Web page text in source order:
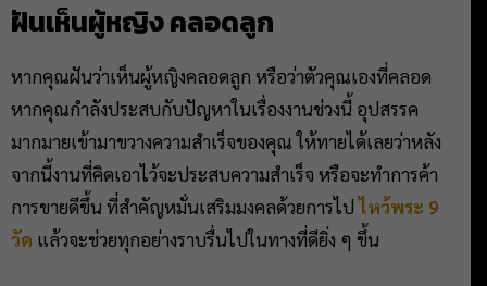
ฝันเห็นผู้หญิง คลอดลูก
หากคุณฝันว่าเห็นผู้หญิงคลอดลูก หรือว่าตัวคุณเองที่คลอด
หากคุณกำลังประสบกับปัญหาในเรื่องงานช่วงนี้ อุปสรรค
มากมายเข้ามาขวางความสำเร็จของคุณ ให้ทายได้เลยว่าหลัง
จากนี้งานที่คิดเอาไว้จะประสบความสำเร็จ หรือจะทำการค้า
การขายดีขึ้น ที่สำคัญหมั่นเสริมมงคลด้วยการไปไหว้พระ 9
วัด แล้วจะช่วยทุกอย่างราบรื่นไปในทางที่ดียิ่ง ๆ ขึ้น